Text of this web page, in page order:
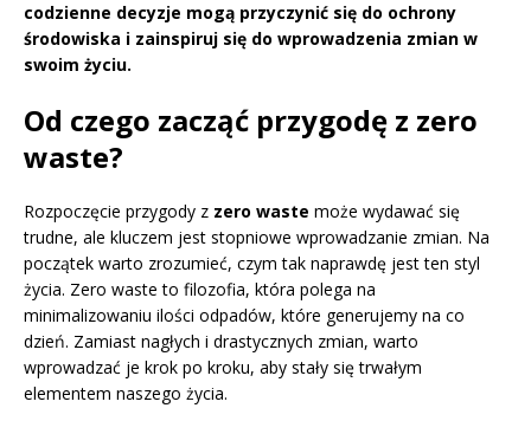
codzienne decyzje mogą przyczynić się do ochrony
środowiska i zainspiruj się do wprowadzenia zmian w
swoim życiu.
Od czego zacząć przygodę z zero
waste?
Rozpoczęcie przygody z zero waste może wydawać się
trudne, ale kluczem jest stopniowe wprowadzanie zmian. Na
początek warto zrozumieć, czym tak naprawdę jest ten styl
życia. Zero waste to filozofia, która polega na
minimalizowaniu ilości odpadów, które generujemy na co
dzień. Zamiast nagłych i drastycznych zmian, warto
wprowadzać je krok po kroku, aby stały się trwałym
elementem naszego życia.